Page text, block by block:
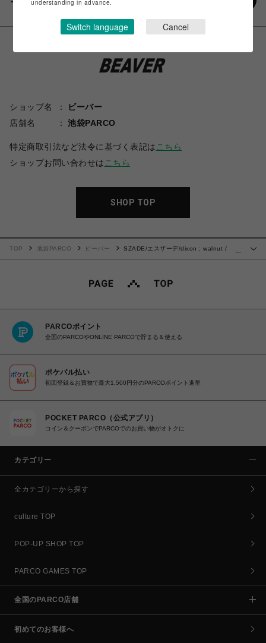
ショップ名
ビーバー
店舗名
池袋PARCO
特定商取引法など法令に基づく表記は こちら
ショップお問い合わせは こちら
SHOP TOP
TOP 池袋PARCO ビーバー
SZADE/エスザーデ/dixon ; walnut /
PARCOポイント
全国のPARCOやONLINE PARCOで貯まる＆使える
ポケパル払い
初回登録＆お買物で最大1,500円分のPARCOポイント進呈
POCKET PARCO（公式アプリ）
コイン＆クーポンでPARCOでのお買い物がオトクに
カテゴリー
全カテゴリーから探す
culture TOP
POP-UP SHOP TOP
PARCO GAMES TOP
全国のPARCO店舗
初めてのお客様へ
understanding in advance.
Switch language Cancel